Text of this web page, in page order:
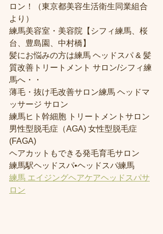
ロン！（東京都美容生活衛生同業組合
より）
練馬美容室・美容院【シフィ練馬、桜
台、豊島園、中村橋】
髪にお悩みの方は練馬 ヘッドスパ & 髪
質改善トリートメント サロン/シフィ練
馬へ・・
薄毛・抜け毛改善サロン練馬 ヘッドマ
ッサージ サロン
練馬ヒト幹細胞 トリートメントサロン
男性型脱毛症（AGA) 女性型脱毛症
(FAGA)
ヘアカットもできる発毛育毛サロン
練馬駅ヘッドスパ•ヘッドスパ練馬
練馬 エイジングヘアケアヘッドスパサ
ロン